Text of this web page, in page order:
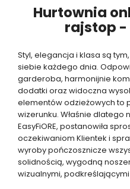
Hurtownia
rajstop -
Styl, elegancja i klasa są
siebie każdego dnia.
garderoba, harmonijnie
dodatki oraz widoczna
elementów odzieżowych to
wizerunku. Właśnie dlatego
EasyFiORE, postanowiła
oczekiwaniom Klientek i
wyroby pończosznicze
solidnością, wygodną
wizualnymi,